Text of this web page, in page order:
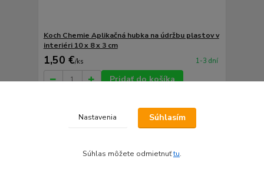
Koch Chemie Aplikačná hubka na údržbu plastov v
interiéri 10 x 8 x 3 cm
1,50 €/ks 1-3 dní
Pridať do košíka
Nastavenia Súhlasím
Súhlas môžete odmietnuťtu.